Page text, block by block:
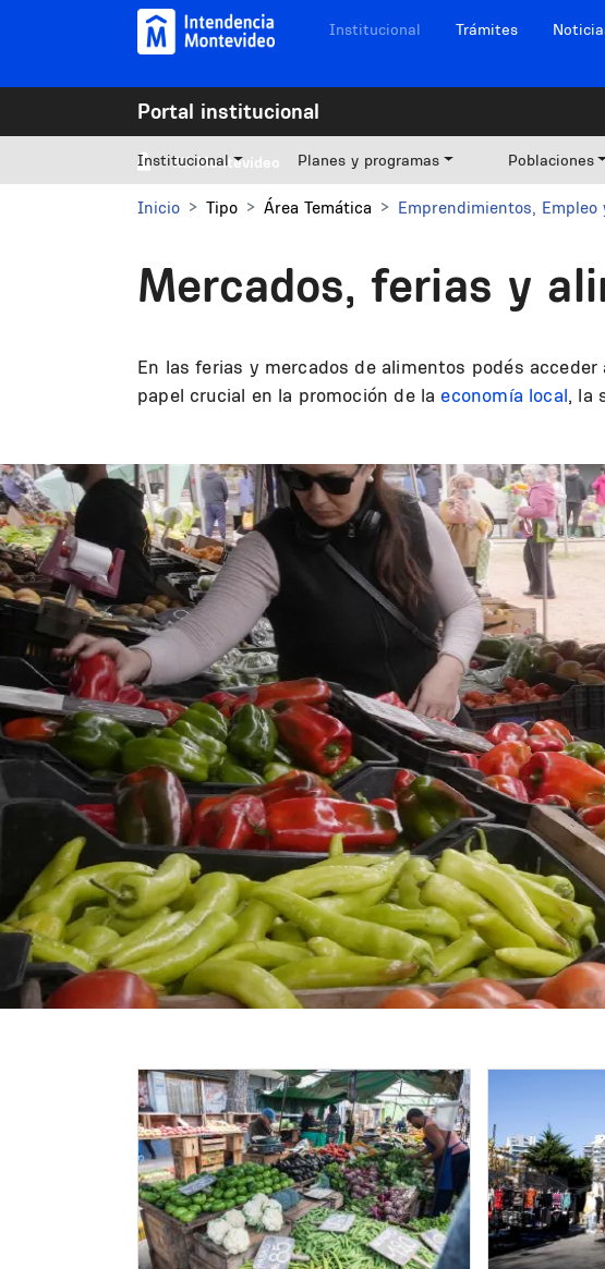
Pasar al contenido principal Navegación sitios
Institucional Trámites
Portal institucional
Mi Montevideo
Institucional Planes y programas Poblaciones
Inicio Tipo Área Temática Emprendimientos, Empleo
Mercados, ferias y
En las ferias y mercados de alimentos podés
papel crucial en la promoción de laeconomía local, la
Image
Image